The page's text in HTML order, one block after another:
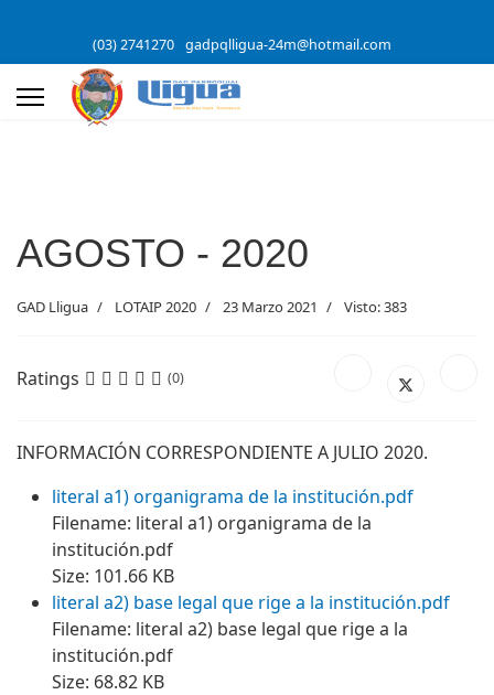
(03) 2741270 gadpqlligua-24m@hotmail.com
AGOSTO - 2020
GAD Lligua LOTAIP 2020 23 Marzo 2021 Visto: 383
Ratings (0)
INFORMACIÓN CORRESPONDIENTE A JULIO 2020.
literal a1) organigrama de la institución.pdf
Filename: literal a1) organigrama de la
institución.pdf
Size: 101.66 KB
literal a2) base legal que rige a la institución.pdf
Filename: literal a2) base legal que rige a la
institución.pdf
Size: 68.82 KB